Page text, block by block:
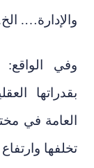
والإدارة….
وفي الواقع:
بقدراتها
العامة في
تخلفها